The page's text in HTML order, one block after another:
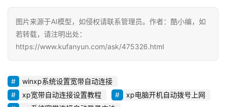
图片来源于AI模型，如侵权请联系管理员。作者：酷小编，如
若转载，请注明出处：
https://www.kufanyun.com/ask/475326.html
winxp系统设置宽带自动连接
xp宽带自动连接设置教程
xp电脑开机自动拨号上网